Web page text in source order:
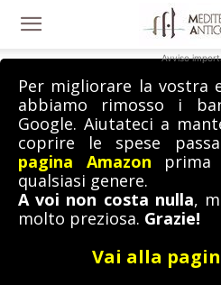
Avviso
Per migliorare la vostra
abbiamo rimosso i
Google. Aiutateci a
coprire le spese
pagina Amazon
qualsiasi genere.
A voi non costa nulla,
molto preziosa. Grazie!
Vai alla